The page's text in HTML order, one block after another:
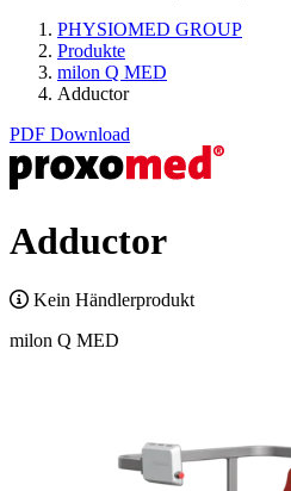
PHYSIOMED GROUP
Produkte
milon Q MED
Adductor
PDF Download
Adductor
Kein Händlerprodukt
milon Q MED